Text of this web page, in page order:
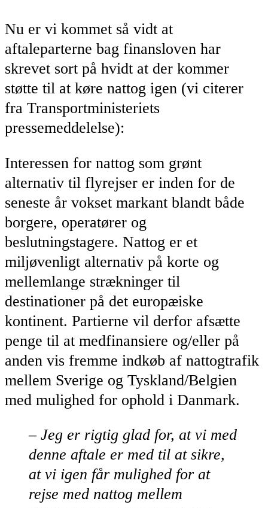
Nu er vi kommet så vidt at
aftaleparterne bag finansloven har
skrevet sort på hvidt at der kommer
støtte til at køre nattog igen (vi citerer
fra Transportministeriets
pressemeddelelse):
Interessen for nattog som grønt
alternativ til flyrejser er inden for de
seneste år vokset markant blandt både
borgere, operatører og
beslutningstagere. Nattog er et
miljøvenligt alternativ på korte og
mellemlange strækninger til
destinationer på det europæiske
kontinent. Partierne vil derfor afsætte
penge til at medfinansiere og/eller på
anden vis fremme indkøb af nattogtrafik
mellem Sverige og Tyskland/Belgien
med mulighed for ophold i Danmark.
– Jeg er rigtig glad for, at vi med
denne aftale er med til at sikre,
at vi igen får mulighed for at
rejse med nattog mellem